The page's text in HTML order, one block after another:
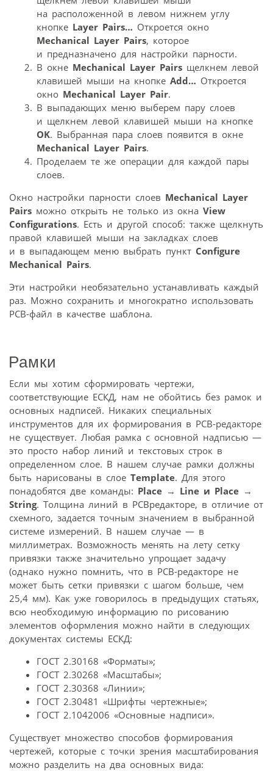
на расположенной в левом нижнем углу
кнопке Layer Pairs… Откроется окно
Mechanical Layer Pairs, которое
и предназначено для настройки парности.
В окне Mechanical Layer Pairs щелкнем левой
клавишей мыши на кнопке Add… Откроется
окно Mechanical Layer Pair.
В выпадающих меню выберем пару слоев
и щелкнем левой клавишей мыши на кнопке
OK. Выбранная пара слоев появится в окне
Mechanical Layer Pairs.
Проделаем те же операции для каждой пары
слоев.
Окно настройки парности слоев Mechanical Layer
Pairs можно открыть не только из окна View
Configurations. Есть и другой способ: также щелкнуть
правой клавишей мыши на закладках слоев
и в выпадающем меню выбрать пункт Configure
Mechanical Pairs.
Эти настройки необязательно устанавливать каждый
раз. Можно сохранить и многократно использовать
PCB­-файл в качестве шаблона.
Рамки
Если мы хотим сформировать чертежи,
соответствующие ЕСКД, нам не обойтись без рамок и
основных надписей. Никаких специальных
инструментов для их формирования в PCB­-редакторе
не существует. Любая рамка с основной надписью —
это просто набор линий и текстовых строк в
определенном слое. В нашем случае рамки должны
быть нарисованы в слое Template. Для этого
понадобятся две команды: Place → Line и Place →
String. Толщина линий в PCB­редакторе, в отличие от
схемного, задается точным значением в выбранной
системе измерений. В нашем случае — в
миллиметрах. Возможность менять на лету сетку
привязки также значительно упрощает задачу
(однако нужно помнить, что в PCB-­редакторе не
может быть сетки привязки с шагом больше, чем
25,4 мм). Как уже говорилось в предыдущих статьях,
всю необходимую информацию по рисованию
элементов оформления можно найти в следующих
документах системы ЕСКД:
ГОСТ 2.301­68 «Форматы»;
ГОСТ 2.302­68 «Масштабы»;
ГОСТ 2.303­68 «Линии»;
ГОСТ 2.304­81 «Шрифты чертежные»;
ГОСТ 2.104­2006 «Основные надписи».
Существует множество способов формирования
чертежей, которые с точки зрения масштабирования
можно разделить на два основных вида: